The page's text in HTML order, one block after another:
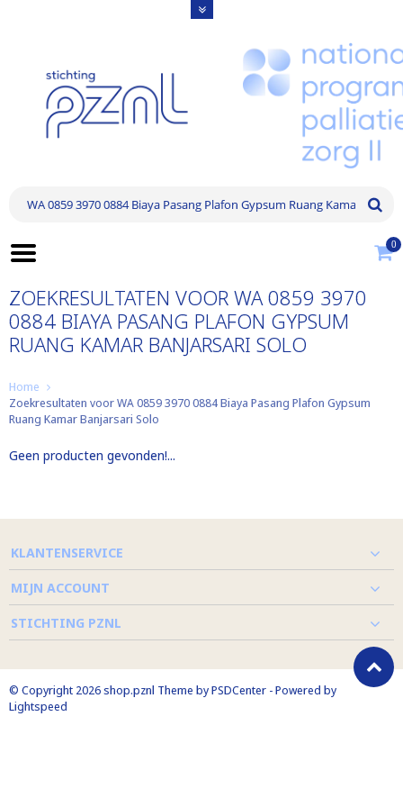
0
ZOEKRESULTATEN VOOR WA 0859 3970
0884 BIAYA PASANG PLAFON GYPSUM
RUANG KAMAR BANJARSARI SOLO
Home
Zoekresultaten voor WA 0859 3970 0884 Biaya Pasang Plafon Gypsum
Ruang Kamar Banjarsari Solo
Geen producten gevonden!...
KLANTENSERVICE
MIJN ACCOUNT
STICHTING PZNL
© Copyright 2026 shop.pznl Theme byPSDCenter - Powered by
Lightspeed